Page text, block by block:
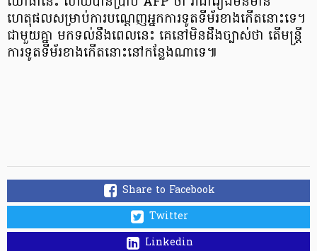
ហេតុផលសម្រាប់ការបណ្តេញអ្នកការទូតទីម័រខាងកើតនោះទេ។
ជាមួយគ្នា មកទល់នឹងពេលនេះ គេនៅមិនដឹងច្បាស់ថា តើមន្ត្រី
ការទូតទីម័រខាងកើតនោះនៅកន្លែងណាទេ៕
Share to Facebook
Twitter
Linkedin